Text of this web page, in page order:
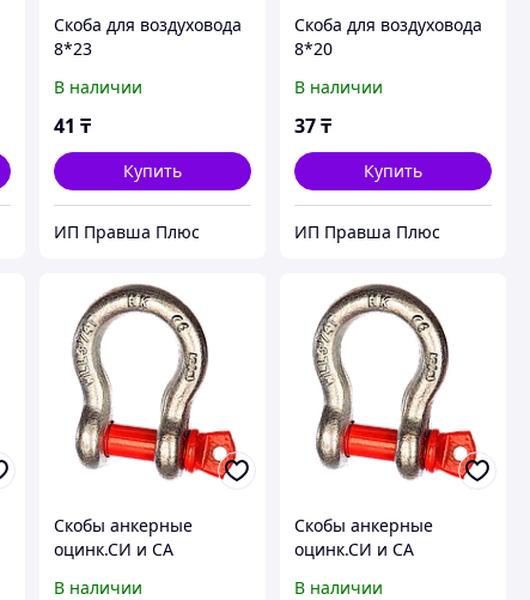
Скоба для воздуховода
8*23
В наличии
41 ₸
Купить
ИП Правша Плюс
Скоба для воздуховода
8*20
В наличии
37₸
Купить
ИП Правша Плюс
Скобы анкерные
оцинк.СИ и СА
В наличии
Скобы анкерные
оцинк.СИ и СА
В наличии